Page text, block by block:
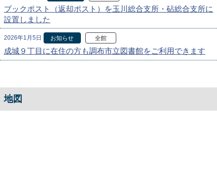
ブックポスト（返却ポスト）を玉川総合支所・砧総合支所に
設置しました
2026年1月5日 お知らせ 全館
成城９丁目に在住の方も調布市立図書館をご利用できます
地図